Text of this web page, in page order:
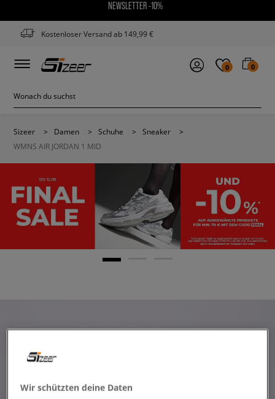
NEWSLETTER -10%
Kostenloser Versand ab 149,99 €
0 0
Sizeer > Damen > Schuhe > Sneaker
>
WMNS AIR JORDAN 1 MID
Wir schützten deine Daten